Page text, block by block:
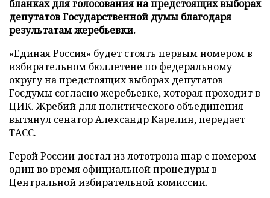
бланках для голосования на предстоящих выборах
депутатов Государственной думы благодаря
результатам жеребьевки.
«Единая Россия» будет стоять первым номером в
избирательном бюллетене по федеральному
округу на предстоящих выборах депутатов
Госдумы согласно жеребьевке, которая проходит в
ЦИК. Жребий для политического объединения
вытянул сенатор Александр Карелин, передает
ТАСС.
Герой России достал из лототрона шар с номером
один во время официальной процедуры в
Центральной избирательной комиссии.